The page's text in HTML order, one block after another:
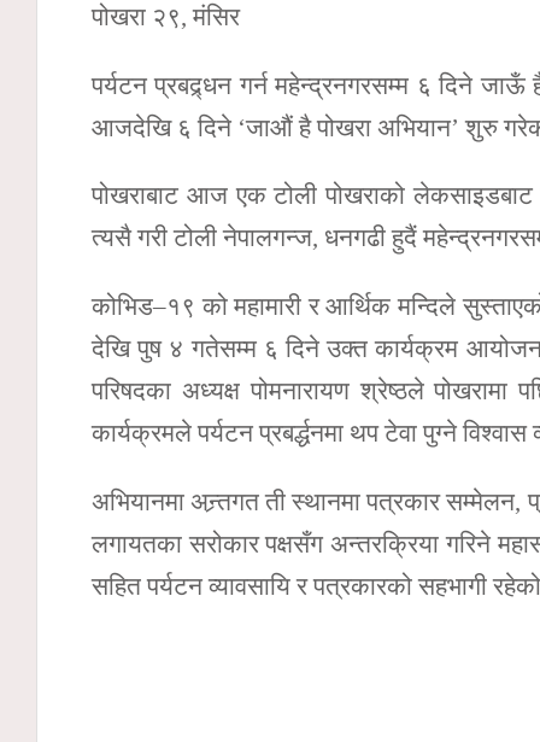
पोखरा २९, मंसिर
पर्यटन प्रबद्र्धन गर्न महेन्द्रनगरसम्म ६ दिने
आजदेखि ६ दिने ‘जाऔं है पोखरा अभियान’ शुरु
पोखराबाट आज एक टोली पोखराको लेकसाइडबाट
त्यसै गरी टोली नेपालगन्ज, धनगढी हुदैं
कोभिड–१९ को महामारी र आर्थिक मन्दिले
देखि पुष ४ गतेसम्म ६ दिने उक्त कार्यक्रम
परिषदका अध्यक्ष पोमनारायण श्रेष्ठले
कार्यक्रमले पर्यटन प्रबर्द्धनमा थप टेवा पुग्ने विश्वास
अभियानमा अन्र्तगत ती स्थानमा पत्रकार सम्मेलन,
लगायतका सरोकार पक्षसँग अन्तरक्रिया गरिने
सहित पर्यटन व्यावसायि र पत्रकारको सहभागी